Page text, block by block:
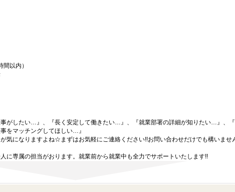
以内）
事がしたい…』、『長く安定して働きたい…』、『就業部署の詳細が知りたい…』、
をマッチングしてほしい…』
気になりますよね☆まずはお気軽にご連絡ください!!お問い合わせだけでも構いませ
に専属の担当がおります。就業前から就業中も全力でサポートいたします!!